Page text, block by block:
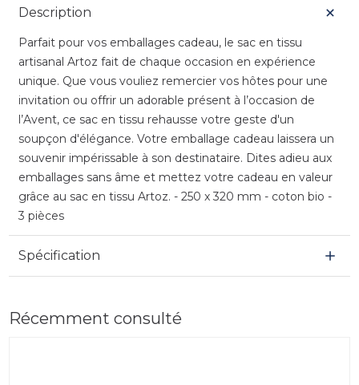
Description
Parfait pour vos emballages cadeau, le sac en tissu
artisanal Artoz fait de chaque occasion en expérience
unique. Que vous vouliez remercier vos hôtes pour une
invitation ou offrir un adorable présent à l’occasion de
l’Avent, ce sac en tissu rehausse votre geste d'un
soupçon d'élégance. Votre emballage cadeau laissera un
souvenir impérissable à son destinataire. Dites adieu aux
emballages sans âme et mettez votre cadeau en valeur
grâce au sac en tissu Artoz. - 250 x 320 mm - coton bio -
3 pièces
Spécification
Récemment consulté